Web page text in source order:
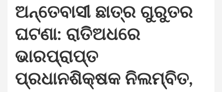
ଅନ୍ତେବାସୀ ଛାତ୍ର ଗୁରୁତର
ଘଟଣା: ରାତିଅଧରେ
ଭାରପ୍ରାପ୍ତ
ପ୍ରଧାନଶିକ୍ଷକ ନିଲମ୍ବିତ,